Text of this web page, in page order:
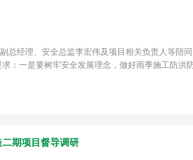
经理、安全总监李宏伟及项目相关负责人等陪
：一是要树牢安全发展理念，做好雨季施工防洪
期项目督导调研